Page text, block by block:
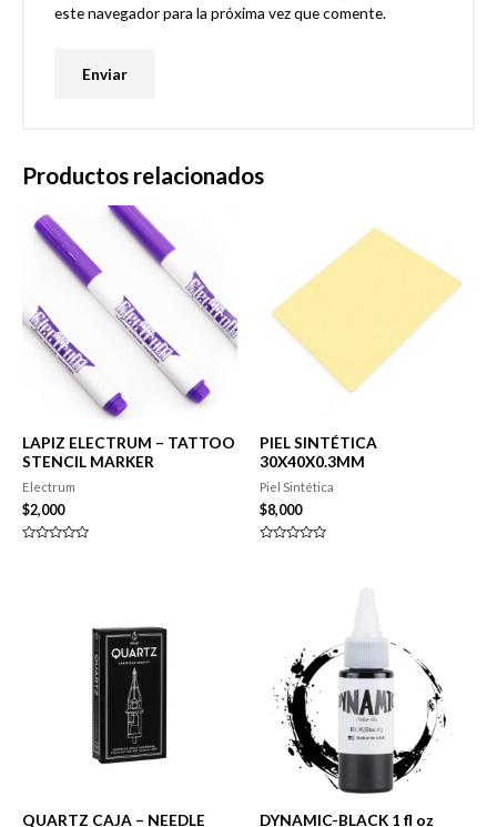
este navegador para la próxima vez que comente.
Productos relacionados
LAPIZ ELECTRUM – TATTOO
STENCIL MARKER
Electrum
$2,000
PIEL SINTÉTICA
30X40X0.3MM
Piel Sintética
$8,000
QUARTZ CAJA – NEEDLE DYNAMIC-BLACK 1 fl oz